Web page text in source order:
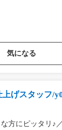
気になる
げスタッフ/
方にピッタリ♪